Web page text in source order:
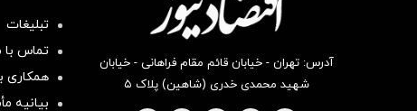
آدرس: تهران - خیابان قائم مقام فراهانی - خیابان
شهید محمدی خدری (شاهین) پلاک ۵
تبلیغات
تماس با
همکاری
بیانیه